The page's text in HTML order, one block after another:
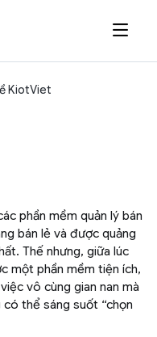

KiotViet
phần mềm quản lý bán
bán lẻ và được quảng
Thế nhưng, giữa lúc
một phần mềm tiện ích,
vô cùng gian nan mà
thể sáng suốt “chọn